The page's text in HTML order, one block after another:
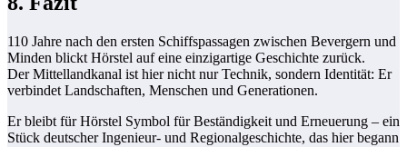
110 Jahre nach den ersten Schiffspassagen zwischen Bevergern und
Minden blickt Hörstel auf eine einzigartige Geschichte zurück.
Der Mittellandkanal ist hier nicht nur Technik, sondern Identität: Er
verbindet Landschaften, Menschen und Generationen.
Er bleibt für Hörstel Symbol für Beständigkeit und Erneuerung – ein
Stück deutscher Ingenieur- und Regionalgeschichte, das hier begann